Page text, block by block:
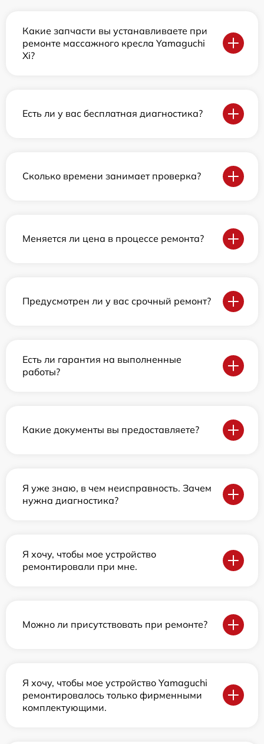
Какие запчасти вы устанавливаете при
ремонте массажного кресла Yamaguchi
Xi?
Есть ли у вас бесплатная диагностика?
Сколько времени занимает проверка?
Меняется ли цена в процессе ремонта?
Предусмотрен ли у вас срочный ремонт?
Есть ли гарантия на выполненные
работы?
Какие документы вы предоставляете?
Я уже знаю, в чем неисправность. Зачем
нужна диагностика?
Я хочу, чтобы мое устройство
ремонтировали при мне.
Можно ли присутствовать при ремонте?
Я хочу, чтобы мое устройство Yamaguchi
ремонтировалось только фирменными
комплектующими.